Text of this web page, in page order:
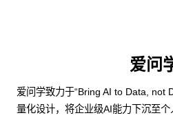
爱问
爱问学致力于“Bring AI to Data, not
量化设计，将企业级AI能力下沉至